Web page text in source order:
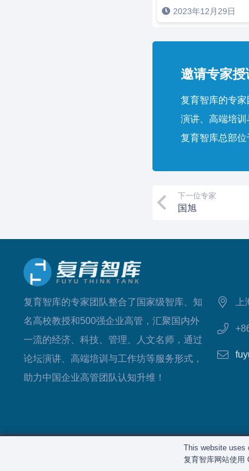
2023年12月29日
邀请专家
复育智库的专
演讲、高端培训
复育智库总部位
下一位专家
国旭
复育智库的专家团队整合了国家级智库、知
名高校教授和500强企业高管，汇聚国内外
一流的经济、科技、管理、人文名师，通过
论坛演讲、高端培训与工作坊等服务形式，
助力中国企业高管团队认知升维！
This website uses
复育智库网站使用